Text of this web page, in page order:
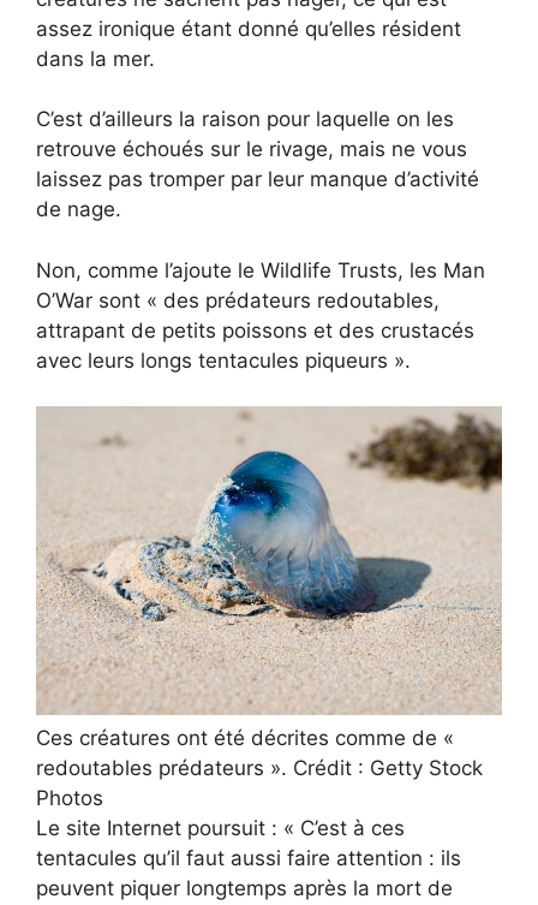
assez ironique étant donné qu’elles résident
dans la mer.
C’est d’ailleurs la raison pour laquelle on les
retrouve échoués sur le rivage, mais ne vous
laissez pas tromper par leur manque d’activité
de nage.
Non, comme l’ajoute le Wildlife Trusts, les Man
O’War sont « des prédateurs redoutables,
attrapant de petits poissons et des crustacés
avec leurs longs tentacules piqueurs ».
Ces créatures ont été décrites comme de «
redoutables prédateurs ». Crédit : Getty Stock
Photos
Le site Internet poursuit : « C’est à ces
tentacules qu’il faut aussi faire attention : ils
peuvent piquer longtemps après la mort de